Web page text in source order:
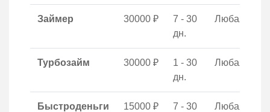
Займер 30000 ₽
7 - 30
дн.
Любая
Турбозайм 30000 ₽
1 - 30
дн.
Любая
Быстроденьги 15000 ₽
7 - 30
Любая